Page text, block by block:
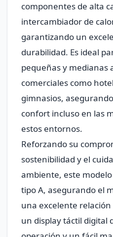
componentes de alta
intercambiador de
garantizando un
durabilidad. Es ideal
pequeñas y medianas
comerciales como
gimnasios,
confort incluso en las
estos entornos.
Reforzando su
sostenibilidad y el
ambiente, este
tipo A, asegurando el
una excelente
un display táctil digital